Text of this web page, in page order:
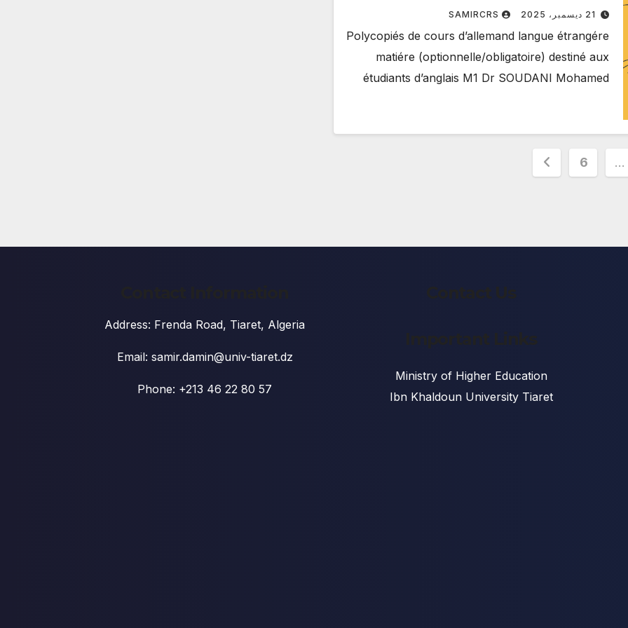
(optionnelle/obligatoire) destiné
aux étudiants d’anglais M1 Dr
SOUDANI Mohamed
21 ديسمبر، 2025 SAMIRCRS
Polycopiés de cours d’allemand langue étrangére
matiére (optionnelle/obligatoire) destiné aux
étudiants d’anglais M1 Dr SOUDANI Mohamed
…
6
Ministry of Higher Education
Ibn Khaldoun University Tiaret
Address: Frenda Road, Tiaret, Algeria
Email: samir.damin@univ-tiaret.dz
Phone: +213 46 22 80 57